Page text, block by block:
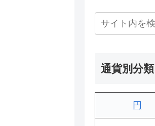
通貨別分類
円